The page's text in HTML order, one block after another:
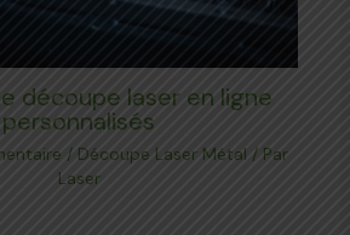
découpe laser en ligne
personnalisés
/ Découpe Laser Métal / Par
Laser